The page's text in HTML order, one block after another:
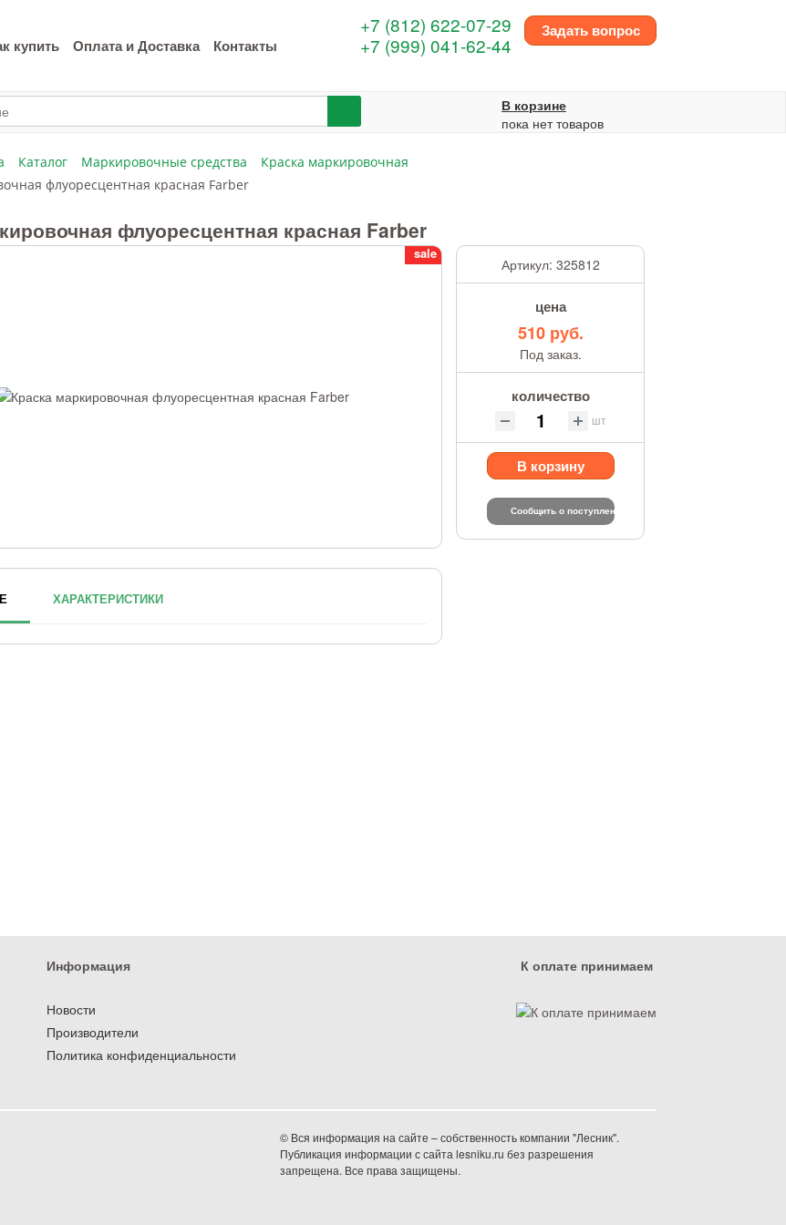
купить Оплата и Доставка Контакты
Задать вопрос
+7 (812) 622-07-29
+7 (999) 041-62-44
В корзине
пока нет товаров
Каталог Маркировочные средства
Краска маркировочная
флуоресцентная красная Farber
флуоресцентная красная Farber
sale
Артикул: 325812
цена
510 руб.
Под заказ.
количество
шт
В корзину
Сообщить о поступлении
ХАРАКТЕРИСТИКИ
Информация
Новости
Производители
Политика конфиденциальности
К оплате принимаем
© Вся информация на сайте – собственность компании "Лесник".
Публикация информации с сайта lesniku.ru без разрешения
запрещена. Все права защищены.